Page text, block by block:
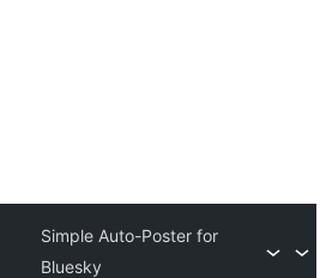
Simple Auto-Poster for
Bluesky